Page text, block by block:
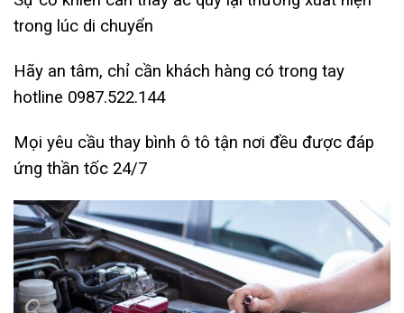
trong lúc di chuyển
Hãy an tâm, chỉ cần khách hàng có trong tay
hotline 0987.522.144
Mọi yêu cầu thay bình ô tô tận nơi đều được đáp
ứng thần tốc 24/7